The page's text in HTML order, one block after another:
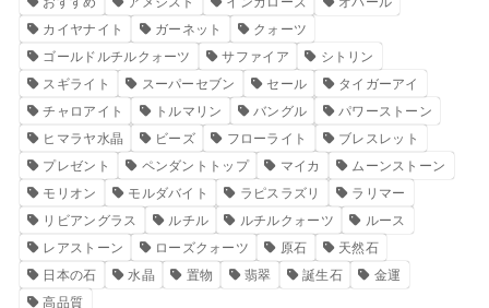
カイヤナイト
ガーネット
クォーツ
ゴールドルチルクォーツ
サファイア
シトリン
スギライト
スーパーセブン セール
タイガーアイ
チャロアイト
トルマリン バングル
パワーストーン
ヒマラヤ水晶
ビーズ フローライト
ブレスレット
プレゼント
ペンダントトップ マイカ
ムーンストーン
モリオン
モルダバイト ラピスラズリ
ラリマー
リビアングラス
ルチル ルチルクォーツ
ルース
レアストーン
ローズクォーツ 原石
天然石
日本の石
水晶 置物 翡翠 誕生石
金運
高品質